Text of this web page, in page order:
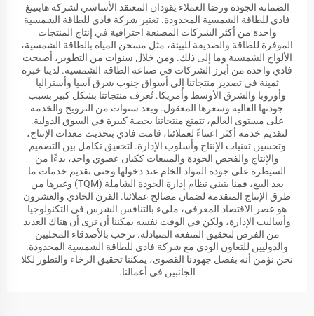
الضمانة الجودة ورضا العملاء يقودان المعتقد الأساسي لشركة هاينينغ
فادي للطاقة الشمسية المحدودة. تعتبر شركة فادي للطاقة الشمسية
واحدة من أكثر الشركات المصنعة احترافية في إنتاج المنتجات
الموفرة للطاقة والصديقة للبيئة، مثل مسخن المياه بالطاقة الشمسية،
الألواح الشمسية وما إلى ذلك. ومن خلال سنوات من التطوير، أصبحت
فادي واحدة من أبرز الشركات في صناعة الطاقة الشمسية. لدينا خبرة
ثمينة في تصدير منتجاتنا إلى أسواق جنوب شرق آسيا وأستراليا
وأوروبا والشرق الأوسط وأمريكا. تُعرف منتجاتنا بشكل كبير بسبب
جودتها العالية وسعرها المعقول. وبعد سنوات من الترويج والخدمة
على مستوى العالم، تتمتع منتجاتنا بحصة كبيرة في السوق الدولية.
لتقديم خدمة أكثر اعتناءً لعملائنا، قامت فادي بتحديث معدات الإنتاج،
وتحسين تقنيات الإنتاج وأسلوب الإدارة. لتحقيق تكامل بين التصميم
والإنتاج والفحص الجودة والمبيعات ككيان عضوي واحد، بدءًا من
السيطرة على جودة المواد الخام عند دخولها وحتى تقديم خدمات ما
بعد البيع، قمنا بتبني نظام إدارة الجودة الشاملة (TQM) وغيرها من
طرق الإنتاج المتقدمة لضمان مصالح عملائنا. القرن الحادي والعشرون
هو عصر الاقتصاد المعرفي، مليء بالتنافس الشرس في التكنولوجيا
وأساليب الإدارة، ولكن في الوقت نفسه يمكننا أن نرى أن هناك العديد
من الفرص لتحقيق المنفعة المتبادلة. نرحب بالأصدقاء المحليين
والدوليين للتعاون الودي مع شركة فادي للطاقة الشمسية المحدودة.
نحن نؤمن أنه بفضل جهودنا القصوى، يمكننا تحقيق الرخاء والتطور لكلا
الجانبين في أعمالنا.